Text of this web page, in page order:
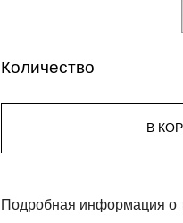
Количество
В
Подробная информация о